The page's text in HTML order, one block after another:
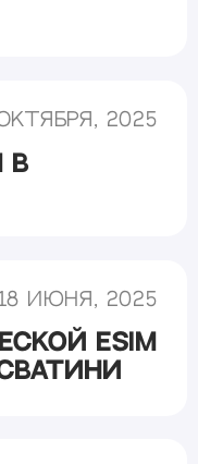
2025
в
июня, 2025
eSIM